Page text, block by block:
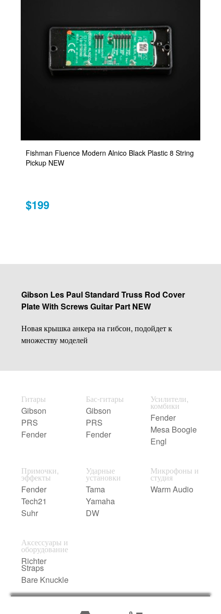
Fishman Fluence Modern Alnico Black Plastic 8 String
Pickup NEW
$199
Gibson Les Paul Standard Truss Rod Cover
Plate With Screws Guitar Part NEW
Новая крышка анкера на гибсон, подойдет к
множеству моделей
Гитары
Gibson
PRS
Fender
Бас-гитары
Gibson
PRS
Fender
Усилители,
комбики
Fender
Mesa Boogie
Engl
Примочки,
эффекты
Fender
Tech21
Suhr
Ударные
установки
Tama
Yamaha
DW
Микрофоны и
студия
Warm Audio
Аксессуары и
оборудование
Richter
Straps
Bare Knuckle